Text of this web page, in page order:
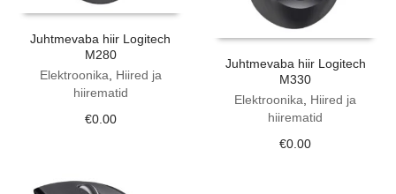
Juhtmevaba hiir Logitech
M280
Elektroonika
Hiired ja
hiirematid
€0.00
Juhtmevaba hiir Logitech
M330
Elektroonika, Hiired ja
hiirematid
€0.00